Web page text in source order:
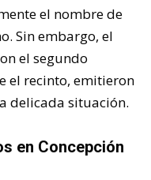
el nombre de
Sin embargo, el
el segundo
el recinto, emitieron
delicada situación.
en Concepción